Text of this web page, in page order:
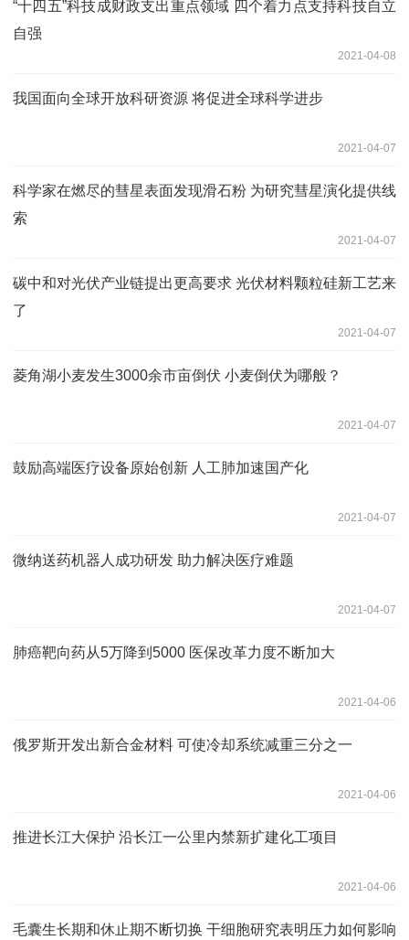
“十四五”科技成财政支出重点领域 四个着力点支持科技自立
自强
2021-04-08
我国面向全球开放科研资源 将促进全球科学进步
2021-04-07
科学家在燃尽的彗星表面发现滑石粉 为研究彗星演化提供线
索
2021-04-07
碳中和对光伏产业链提出更高要求 光伏材料颗粒硅新工艺来
了
2021-04-07
菱角湖小麦发生3000余市亩倒伏 小麦倒伏为哪般？
2021-04-07
鼓励高端医疗设备原始创新 人工肺加速国产化
2021-04-07
微纳送药机器人成功研发 助力解决医疗难题
2021-04-07
肺癌靶向药从5万降到5000 医保改革力度不断加大
2021-04-06
俄罗斯开发出新合金材料 可使冷却系统减重三分之一
2021-04-06
推进长江大保护 沿长江一公里内禁新扩建化工项目
2021-04-06
毛囊生长期和休止期不断切换 干细胞研究表明压力如何影响